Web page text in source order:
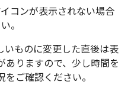
コンが表示されない場合
。
いものに変更した直後は表
ありますので、少し時間を
ご確認ください。